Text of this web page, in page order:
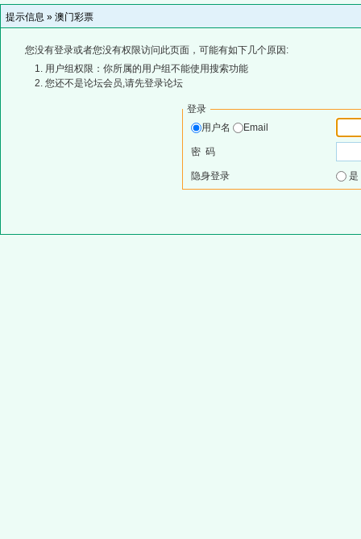
提示信息 » 澳门彩票
您没有登录或者您没有权限访问此页面，可能有如下几个原因:
用户组权限：你所属的用户组不能使用搜索功能
您还不是论坛会员,请先登录论坛
登录
用户名
Email
密 码
隐身登录